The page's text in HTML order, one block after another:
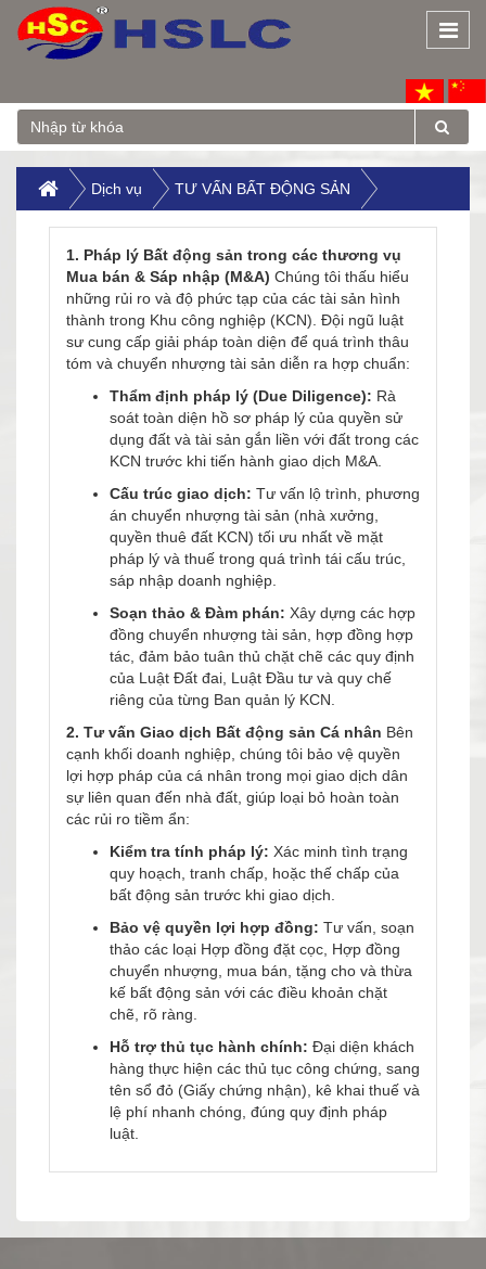
Dịch vụ TƯ VẤN BẤT ĐỘNG SẢN
1. Pháp lý Bất động sản trong các thương vụ
Mua bán & Sáp nhập (M&A) Chúng tôi thấu hiểu
những rủi ro và độ phức tạp của các tài sản hình
thành trong Khu công nghiệp (KCN). Đội ngũ luật
sư cung cấp giải pháp toàn diện để quá trình thâu
tóm và chuyển nhượng tài sản diễn ra hợp chuẩn:
Thẩm định pháp lý (Due Diligence): Rà
soát toàn diện hồ sơ pháp lý của quyền sử
dụng đất và tài sản gắn liền với đất trong các
KCN trước khi tiến hành giao dịch M&A.
Cấu trúc giao dịch: Tư vấn lộ trình, phương
án chuyển nhượng tài sản (nhà xưởng,
quyền thuê đất KCN) tối ưu nhất về mặt
pháp lý và thuế trong quá trình tái cấu trúc,
sáp nhập doanh nghiệp.
Soạn thảo & Đàm phán: Xây dựng các hợp
đồng chuyển nhượng tài sản, hợp đồng hợp
tác, đảm bảo tuân thủ chặt chẽ các quy định
của Luật Đất đai, Luật Đầu tư và quy chế
riêng của từng Ban quản lý KCN.
2. Tư vấn Giao dịch Bất động sản Cá nhân Bên
cạnh khối doanh nghiệp, chúng tôi bảo vệ quyền
lợi hợp pháp của cá nhân trong mọi giao dịch dân
sự liên quan đến nhà đất, giúp loại bỏ hoàn toàn
các rủi ro tiềm ẩn:
Kiểm tra tính pháp lý: Xác minh tình trạng
quy hoạch, tranh chấp, hoặc thế chấp của
bất động sản trước khi giao dịch.
Bảo vệ quyền lợi hợp đồng: Tư vấn, soạn
thảo các loại Hợp đồng đặt cọc, Hợp đồng
chuyển nhượng, mua bán, tặng cho và thừa
kế bất động sản với các điều khoản chặt
chẽ, rõ ràng.
Hỗ trợ thủ tục hành chính: Đại diện khách
hàng thực hiện các thủ tục công chứng, sang
tên sổ đỏ (Giấy chứng nhận), kê khai thuế và
lệ phí nhanh chóng, đúng quy định pháp
luật.